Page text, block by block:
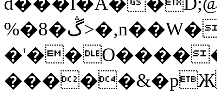
%�8�ڴ>�,n��W�@�éT~t[����r�yFd^6��D)Œ�(rԸ\��G���Tb�*,�B��|!
�'��O